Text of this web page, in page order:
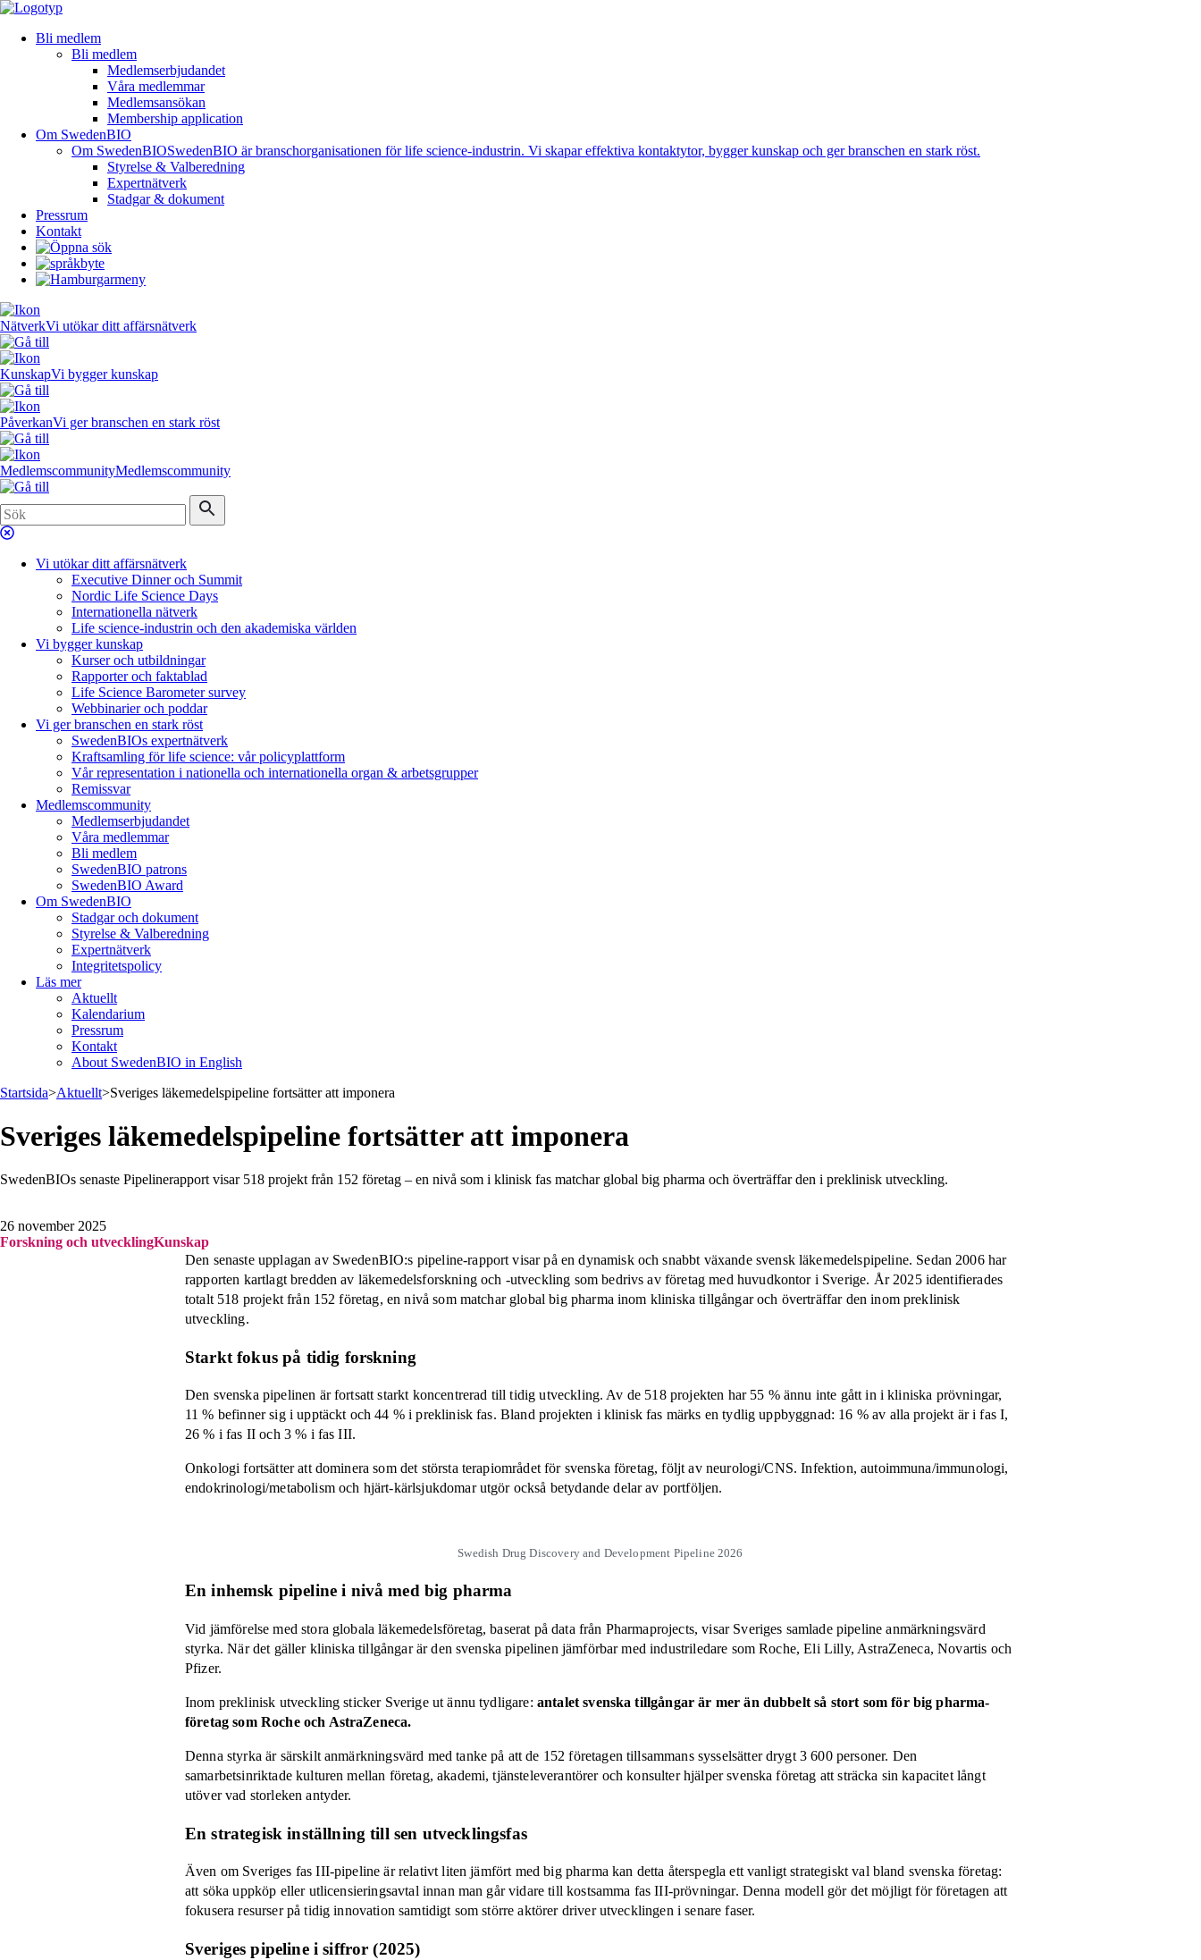
Bli medlem
Bli medlem
Medlemserbjudandet
Våra medlemmar
Medlemsansökan
Membership application
Om SwedenBIO
Om SwedenBIOSwedenBIO är branschorganisationen för life science-industrin. Vi skapar effektiva kontaktytor, bygger kunskap och ger branschen en stark röst.
Styrelse & Valberedning
Expertnätverk
Stadgar & dokument
Pressrum
Kontakt
NätverkVi utökar ditt affärsnätverk
KunskapVi bygger kunskap
PåverkanVi ger branschen en stark röst
MedlemscommunityMedlemscommunity
Vi utökar ditt affärsnätverk
Executive Dinner och Summit
Nordic Life Science Days
Internationella nätverk
Life science-industrin och den akademiska världen
Vi bygger kunskap
Kurser och utbildningar
Rapporter och faktablad
Life Science Barometer survey
Webbinarier och poddar
Vi ger branschen en stark röst
SwedenBIOs expertnätverk
Kraftsamling för life science: vår policyplattform
Vår representation i nationella och internationella organ & arbetsgrupper
Remissvar
Medlemscommunity
Medlemserbjudandet
Våra medlemmar
Bli medlem
SwedenBIO patrons
SwedenBIO Award
Om SwedenBIO
Stadgar och dokument
Styrelse & Valberedning
Expertnätverk
Integritetspolicy
Läs mer
Aktuellt
Kalendarium
Pressrum
Kontakt
About SwedenBIO in English
Startsida>Aktuellt>Sveriges läkemedelspipeline fortsätter att imponera
Sveriges läkemedelspipeline fortsätter att imponera
SwedenBIOs senaste Pipelinerapport visar 518 projekt från 152 företag – en nivå som i klinisk fas matchar global big pharma och överträffar den i preklinisk utveckling.
26 november 2025
Forskning och utvecklingKunskap
Den senaste upplagan av SwedenBIO:s pipeline-rapport visar på en dynamisk och snabbt växande svensk läkemedelspipeline. Sedan 2006 har
rapporten kartlagt bredden av läkemedelsforskning och -utveckling som bedrivs av företag med huvudkontor i Sverige. År 2025 identifierades
totalt 518 projekt från 152 företag, en nivå som matchar global big pharma inom kliniska tillgångar och överträffar den inom preklinisk
utveckling.
Starkt fokus på tidig forskning
Den svenska pipelinen är fortsatt starkt koncentrerad till tidig utveckling. Av de 518 projekten har 55 % ännu inte gått in i kliniska prövningar,
11 % befinner sig i upptäckt och 44 % i preklinisk fas. Bland projekten i klinisk fas märks en tydlig uppbyggnad: 16 % av alla projekt är i fas I,
26 % i fas II och 3 % i fas III.
Onkologi fortsätter att dominera som det största terapiområdet för svenska företag, följt av neurologi/CNS. Infektion, autoimmuna/immunologi,
endokrinologi/metabolism och hjärt-kärlsjukdomar utgör också betydande delar av portföljen.
Swedish Drug Discovery and Development Pipeline 2026
En inhemsk pipeline i nivå med big pharma
Vid jämförelse med stora globala läkemedelsföretag, baserat på data från Pharmaprojects, visar Sveriges samlade pipeline anmärkningsvärd
styrka. När det gäller kliniska tillgångar är den svenska pipelinen jämförbar med industriledare som Roche, Eli Lilly, AstraZeneca, Novartis och
Pfizer.
Inom preklinisk utveckling sticker Sverige ut ännu tydligare: antalet svenska tillgångar är mer än dubbelt så stort som för big pharma-
företag som Roche och AstraZeneca.
Denna styrka är särskilt anmärkningsvärd med tanke på att de 152 företagen tillsammans sysselsätter drygt 3 600 personer. Den
samarbetsinriktade kulturen mellan företag, akademi, tjänsteleverantörer och konsulter hjälper svenska företag att sträcka sin kapacitet långt
utöver vad storleken antyder.
En strategisk inställning till sen utvecklingsfas
Även om Sveriges fas III-pipeline är relativt liten jämfört med big pharma kan detta återspegla ett vanligt strategiskt val bland svenska företag:
att söka uppköp eller utlicensieringsavtal innan man går vidare till kostsamma fas III-prövningar. Denna modell gör det möjligt för företagen att
fokusera resurser på tidig innovation samtidigt som större aktörer driver utvecklingen i senare faser.
Sveriges pipeline i siffror (2025)